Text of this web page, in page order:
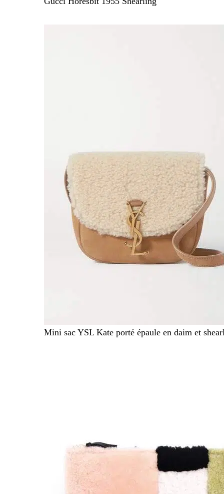
Mini sac YSL Kate porté épaule en daim et